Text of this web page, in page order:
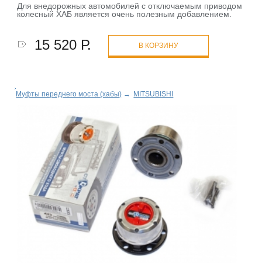
Для внедорожных автомобилей с отключаемым приводом
колесный ХАБ является очень полезным добавлением.
15 520 Р. В КОРЗИНУ
Муфты переднего моста (хабы) → MITSUBISHI